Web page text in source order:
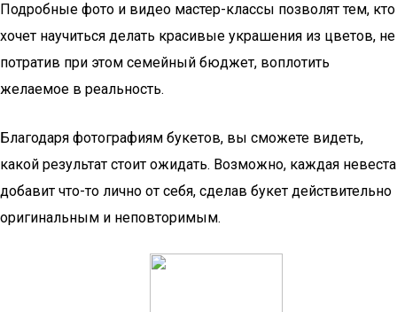
Подробные фото и видео мастер-классы позволят тем, кто
хочет научиться делать красивые украшения из цветов, не
потратив при этом семейный бюджет, воплотить
желаемое в реальность.
Благодаря фотографиям букетов, вы сможете видеть,
какой результат стоит ожидать. Возможно, каждая невеста
добавит что-то лично от себя, сделав букет действительно
оригинальным и неповторимым.